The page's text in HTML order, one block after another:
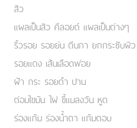
สิว
แผลเป็นสิว คีลอยด์ แผลเป็นต่างๆ
ริ้วรอย รอยย่น ตีนกา ยกกระชับผิว
รอยแดง เส้นเลือดฟอย
ฝ้า กระ รอยดำ ปาน
ต่อมไขมัน ไฝ ขี้แมลงวัน หูด
ร่องแก้ม ร่องน้ำตา แก้มตอบ